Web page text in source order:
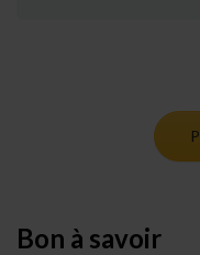
Bon à savoir